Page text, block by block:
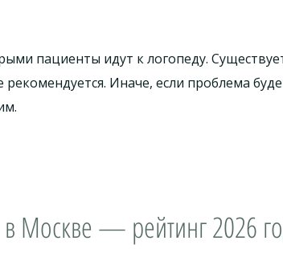
пациенты идут к логопеду.
Иначе, если проблема
Москве — рейтинг 2026